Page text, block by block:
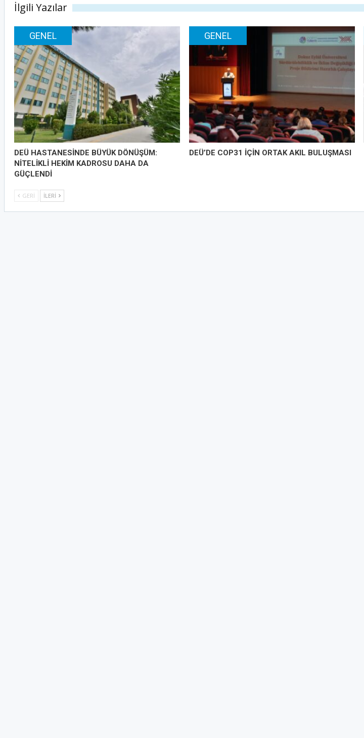
İlgili Yazılar
GENEL
DEÜ HASTANESİNDE BÜYÜK DÖNÜŞÜM:
NİTELİKLİ HEKİM KADROSU DAHA DA
GÜÇLENDİ
GENEL
DEÜ’DE COP31 İÇİN ORTAK AKIL BULUŞMASI
GERI İLERI